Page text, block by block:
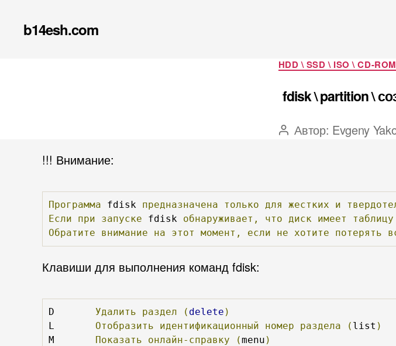
b14esh.com
HDD \ SSD \ ISO \ CD-
fdisk \ partition \
Автор
Автор: Evgeny
!!! Внимание:
Программа fdisk предназначена только для жестких и
Если
при запуске fdisk обнаруживает, что диск имеет таблицу
Обратите
внимание на этот момент, если не хотите потерять
Клавиши для выполнения команд fdisk:
Удалить раздел ( delete )
Отобразить идентификационный номер раздела ( list )
Показать онлайн-справку (menu )